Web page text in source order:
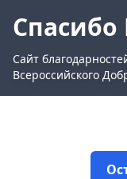
Сайт
Всероссийского